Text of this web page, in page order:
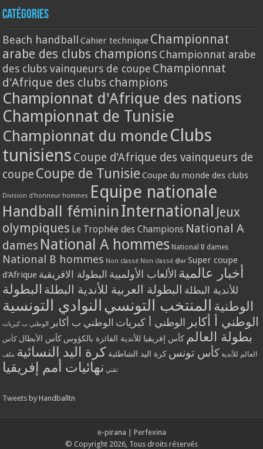
Catégories
Beach handball Cahier technique Championnat
arabe des clubs champions Championnat arabe
des clubs vainqueurs de coupe Championnat
d'Afrique des clubs champions
Championnat d'Afrique des nations
Championnat de Tunisie
Championnat du monde Clubs
tunisiens Coupe d'Afrique des vainqueurs de
coupe Coupe de Tunisie Coupe du monde des clubs
Division d'honneur hommes Equipe nationale
Handball féminin International Jeux
olympiques Le Trophée des Champions National A
dames National A hommes National B dames
National B hommes Non classé Non classé @ar Super coupe
d'Afrique
أخبار عالمية الألعاب الأولمبية البطولة الافريقية
للأندية البطلة البطولة العربية للأندية البطلة البطولة
الوطنية المنتخب التونسي النوادي التونسية
الوطني أ أكابر الوطني أ كبريات الوطني ب أكابر الوطني ب كبريات
بطولة العالم كأس إفريقيا للأندية الفائزة بالكؤوس كأس الأبطال كأس
العالم للأندية كأس تونس كرة اليد الشاطئية كرة اليد النسائية ملف
تقني نهائيات أمم إفريقيا
Tweets by Handballtn
e-pirana
Perfexina
© Copyright 2026, Tous droits réservés